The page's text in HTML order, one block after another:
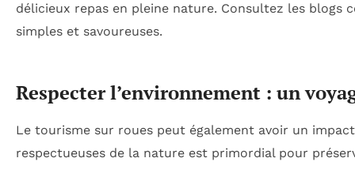
délicieux repas en pleine nature. Consultez les blogs
simples et savoureuses.
Respecter l’environnement : un
Le tourisme sur roues peut également avoir un
respectueuses de la nature est primordial pour